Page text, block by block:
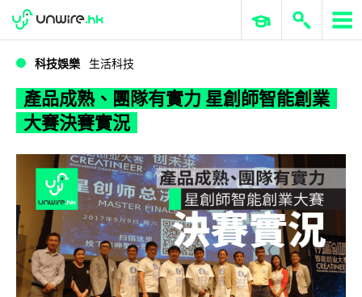
WWDC 2026 ERP 與商業 AI
科技娛樂 生活科技
產品成熟、團隊有實力 星創師智能創業
大賽決賽實況